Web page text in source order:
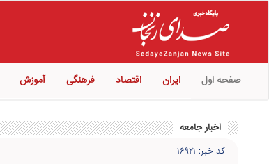
صفحه اول ایران اقتصاد فرهنگی آموزش
اخبار جامعه
کد خبر: ۱۶۹۲۱